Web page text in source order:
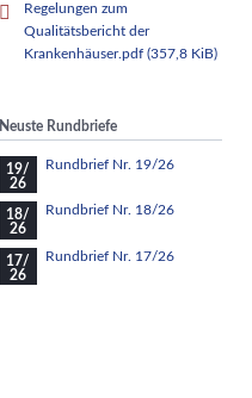
Regelungen zum
Qualitätsbericht der
Krankenhäuser.pdf(357,8 KiB)
Neuste Rundbriefe
19/
26
Rundbrief Nr. 19/26
18/
26
Rundbrief Nr. 18/26
17/
26
Rundbrief Nr. 17/26